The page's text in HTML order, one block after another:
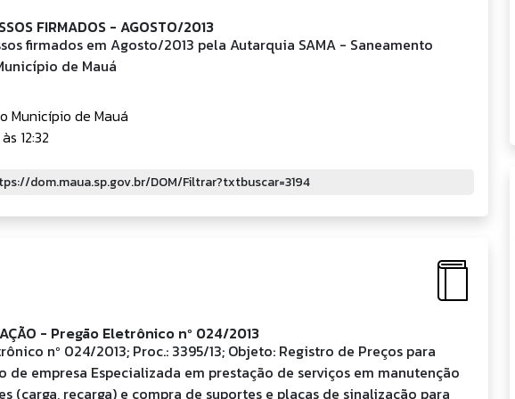
FIRMADOS - AGOSTO/2013
firmados em Agosto/2013 pela Autarquia SAMA - Saneamento
de Mauá
Município de Mauá
12:32
- Pregão Eletrônico nº 024/2013
nº 024/2013; Proc.: 3395/13; Objeto: Registro de Preços para
de empresa Especializada em prestação de serviços em manutenção
(carga, recarga) e compra de suportes e placas de sinalização para